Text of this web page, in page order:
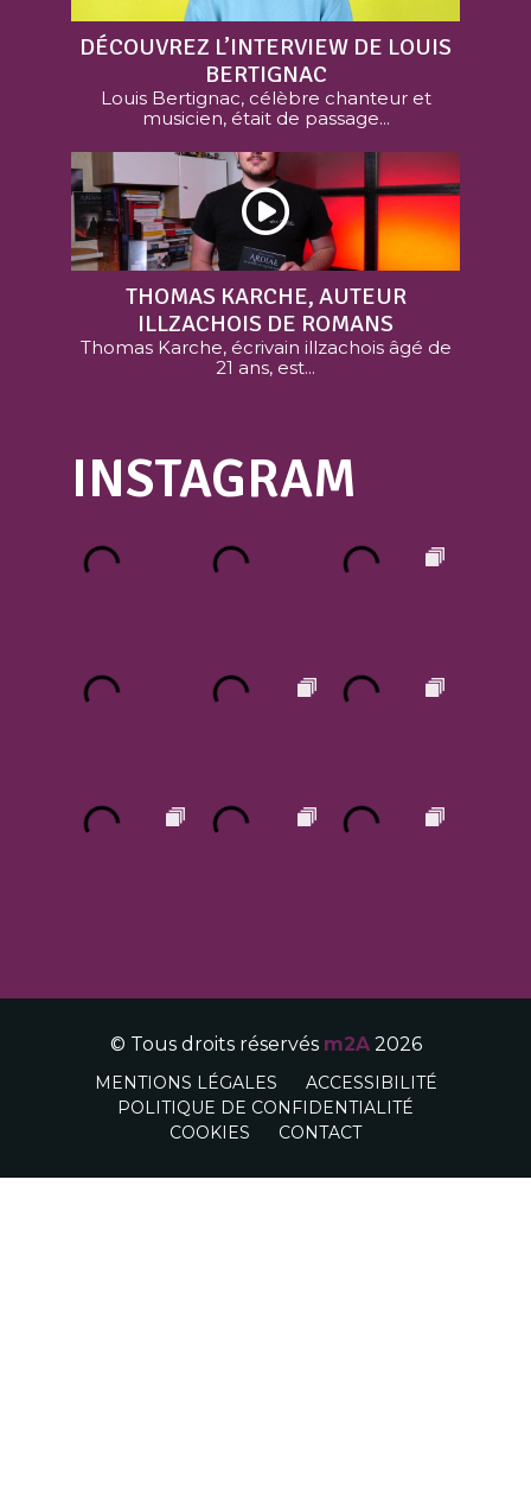
DÉCOUVREZ L’INTERVIEW DE LOUIS
BERTIGNAC
Louis Bertignac, célèbre chanteur et
musicien, était de passage...
THOMAS KARCHE, AUTEUR
ILLZACHOIS DE ROMANS
Thomas Karche, écrivain illzachois âgé de
21 ans, est...
INSTAGRAM
© Tous droits réservés m2A2026
MENTIONS LÉGALES
ACCESSIBILITÉ
POLITIQUE DE CONFIDENTIALITÉ
COOKIES
CONTACT